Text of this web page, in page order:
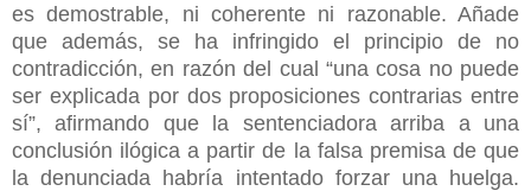
es demostrable, ni coherente ni razonable. Añade
que además, se ha infringido el principio de no
contradicción, en razón del cual “una cosa no puede
ser explicada por dos proposiciones contrarias entre
sí”, afirmando que la sentenciadora arriba a una
conclusión ilógica a partir de la falsa premisa de que
la denunciada habría intentado forzar una huelga.